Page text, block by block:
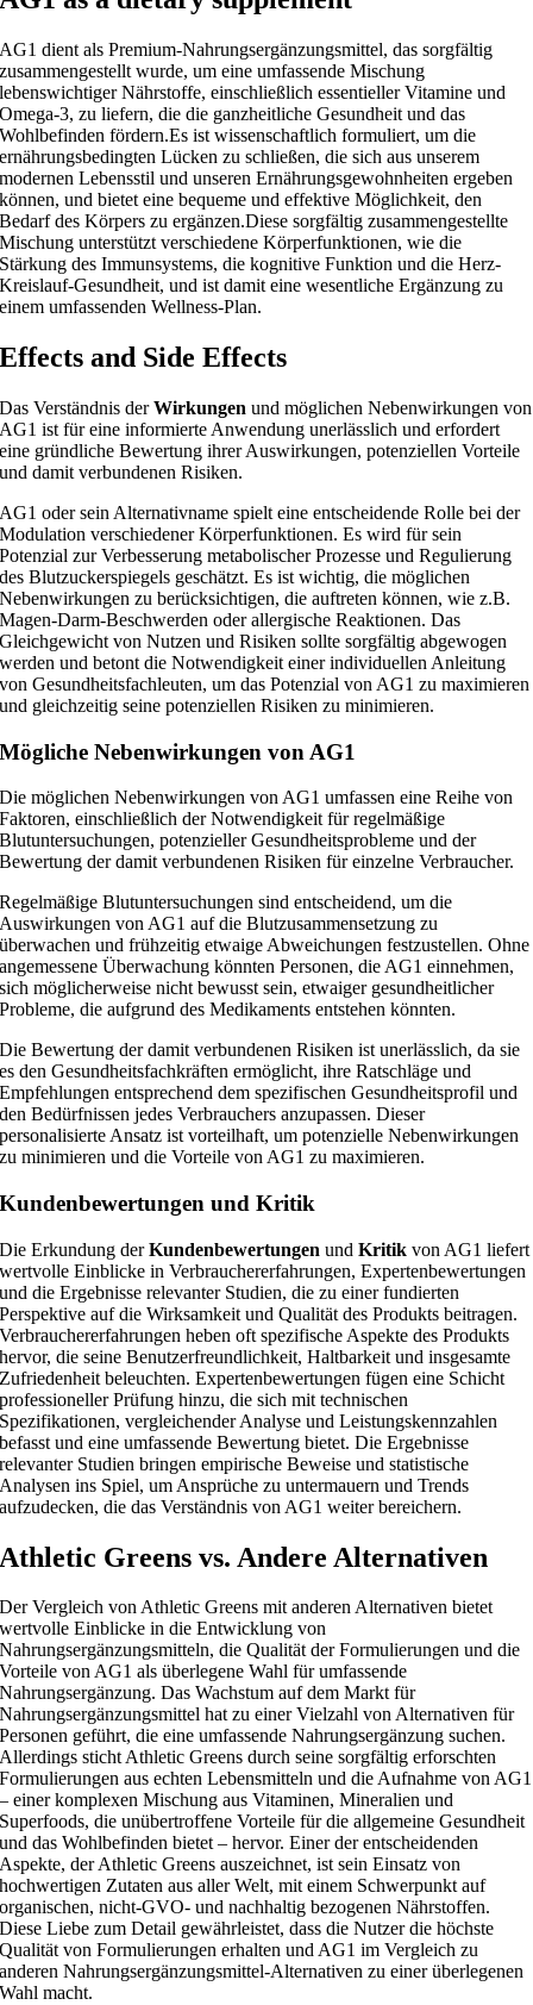
AG1 dient als Premium-Nahrungsergänzungsmittel, das sorgfältig
zusammengestellt wurde, um eine umfassende Mischung
lebenswichtiger Nährstoffe, einschließlich essentieller Vitamine und
Omega-3, zu liefern, die die ganzheitliche Gesundheit und das
Wohlbefinden fördern.Es ist wissenschaftlich formuliert, um die
ernährungsbedingten Lücken zu schließen, die sich aus unserem
modernen Lebensstil und unseren Ernährungsgewohnheiten ergeben
können, und bietet eine bequeme und effektive Möglichkeit, den
Bedarf des Körpers zu ergänzen.Diese sorgfältig zusammengestellte
Mischung unterstützt verschiedene Körperfunktionen, wie die
Stärkung des Immunsystems, die kognitive Funktion und die Herz-
Kreislauf-Gesundheit, und ist damit eine wesentliche Ergänzung zu
einem umfassenden Wellness-Plan.
Effects and Side Effects
Das Verständnis derWirkungen und möglichen Nebenwirkungen von
AG1 ist für eine informierte Anwendung unerlässlich und erfordert
eine gründliche Bewertung ihrer Auswirkungen, potenziellen Vorteile
und damit verbundenen Risiken.
AG1 oder sein Alternativname spielt eine entscheidende Rolle bei der
Modulation verschiedener Körperfunktionen. Es wird für sein
Potenzial zur Verbesserung metabolischer Prozesse und Regulierung
des Blutzuckerspiegels geschätzt. Es ist wichtig, die möglichen
Nebenwirkungen zu berücksichtigen, die auftreten können, wie z.B.
Magen-Darm-Beschwerden oder allergische Reaktionen. Das
Gleichgewicht von Nutzen und Risiken sollte sorgfältig abgewogen
werden und betont die Notwendigkeit einer individuellen Anleitung
von Gesundheitsfachleuten, um das Potenzial von AG1 zu maximieren
und gleichzeitig seine potenziellen Risiken zu minimieren.
Mögliche Nebenwirkungen von AG1
Die möglichen Nebenwirkungen von AG1 umfassen eine Reihe von
Faktoren, einschließlich der Notwendigkeit für regelmäßige
Blutuntersuchungen, potenzieller Gesundheitsprobleme und der
Bewertung der damit verbundenen Risiken für einzelne Verbraucher.
Regelmäßige Blutuntersuchungen sind entscheidend, um die
Auswirkungen von AG1 auf die Blutzusammensetzung zu
überwachen und frühzeitig etwaige Abweichungen festzustellen. Ohne
angemessene Überwachung könnten Personen, die AG1 einnehmen,
sich möglicherweise nicht bewusst sein, etwaiger gesundheitlicher
Probleme, die aufgrund des Medikaments entstehen könnten.
Die Bewertung der damit verbundenen Risiken ist unerlässlich, da sie
es den Gesundheitsfachkräften ermöglicht, ihre Ratschläge und
Empfehlungen entsprechend dem spezifischen Gesundheitsprofil und
den Bedürfnissen jedes Verbrauchers anzupassen. Dieser
personalisierte Ansatz ist vorteilhaft, um potenzielle Nebenwirkungen
zu minimieren und die Vorteile von AG1 zu maximieren.
Kundenbewertungen und Kritik
Die Erkundung derKundenbewertungen undKritik von AG1 liefert
wertvolle Einblicke in Verbrauchererfahrungen, Expertenbewertungen
und die Ergebnisse relevanter Studien, die zu einer fundierten
Perspektive auf die Wirksamkeit und Qualität des Produkts beitragen.
Verbrauchererfahrungen heben oft spezifische Aspekte des Produkts
hervor, die seine Benutzerfreundlichkeit, Haltbarkeit und insgesamte
Zufriedenheit beleuchten. Expertenbewertungen fügen eine Schicht
professioneller Prüfung hinzu, die sich mit technischen
Spezifikationen, vergleichender Analyse und Leistungskennzahlen
befasst und eine umfassende Bewertung bietet. Die Ergebnisse
relevanter Studien bringen empirische Beweise und statistische
Analysen ins Spiel, um Ansprüche zu untermauern und Trends
aufzudecken, die das Verständnis von AG1 weiter bereichern.
Athletic Greens vs. Andere Alternativen
Der Vergleich von Athletic Greens mit anderen Alternativen bietet
wertvolle Einblicke in die Entwicklung von
Nahrungsergänzungsmitteln, die Qualität der Formulierungen und die
Vorteile von AG1 als überlegene Wahl für umfassende
Nahrungsergänzung. Das Wachstum auf dem Markt für
Nahrungsergänzungsmittel hat zu einer Vielzahl von Alternativen für
Personen geführt, die eine umfassende Nahrungsergänzung suchen.
Allerdings sticht Athletic Greens durch seine sorgfältig erforschten
Formulierungen aus echten Lebensmitteln und die Aufnahme von AG1
– einer komplexen Mischung aus Vitaminen, Mineralien und
Superfoods, die unübertroffene Vorteile für die allgemeine Gesundheit
und das Wohlbefinden bietet – hervor. Einer der entscheidenden
Aspekte, der Athletic Greens auszeichnet, ist sein Einsatz von
hochwertigen Zutaten aus aller Welt, mit einem Schwerpunkt auf
organischen, nicht-GVO- und nachhaltig bezogenen Nährstoffen.
Diese Liebe zum Detail gewährleistet, dass die Nutzer die höchste
Qualität von Formulierungen erhalten und AG1 im Vergleich zu
anderen Nahrungsergänzungsmittel-Alternativen zu einer überlegenen
Wahl macht.